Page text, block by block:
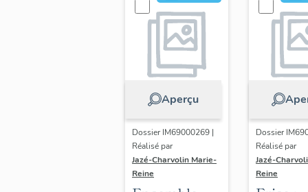
Aperçu
Dossier IM69000269 |
Réalisé par
Jazé-Charvolin Marie-
Reine
Dossier
Réalisé par
Jazé-
Reine